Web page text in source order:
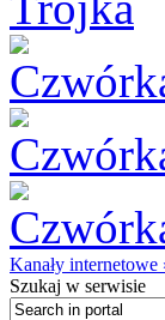
Kanały internetowe
Szukaj w serwisie